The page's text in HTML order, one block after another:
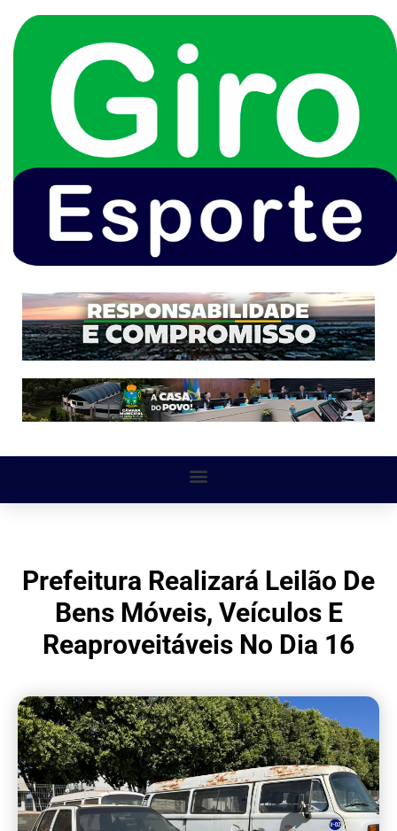
Prefeitura Realizará Leilão De
Bens Móveis, Veículos E
Reaproveitáveis No Dia 16